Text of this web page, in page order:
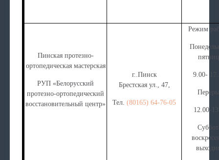
Пинская протезно-
ортопедическая мастерская
РУП «Белорусский
протезно-ортопедический
восстановительный центр»
г..Пинск
Брестская ул., 47,
Тел. (80165) 64-76-05
Режим
9.00-
12.00-